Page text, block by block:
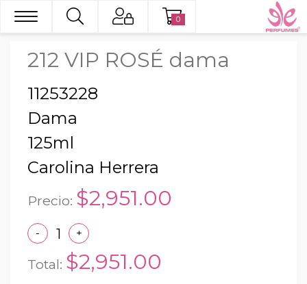
0
212 VIP ROSÉ dama
11253228
Dama
125ml
Carolina Herrera
Precio: $2,951.00
- +
Total: $2,951.00